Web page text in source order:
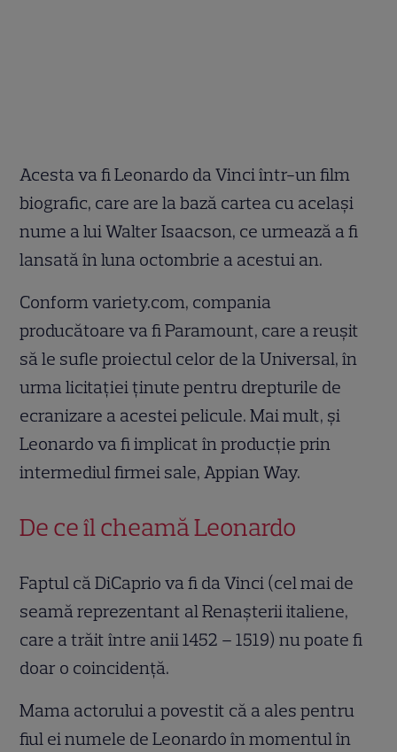
Acesta va fi Leonardo da Vinci într-un film
biografic, care are la bază cartea cu acelaşi
nume a lui Walter Isaacson, ce urmează a fi
lansată în luna octombrie a acestui an.
Conform variety.com, compania
producătoare va fi Paramount, care a reuşit
să le sufle proiectul celor de la Universal, în
urma licitaţiei ţinute pentru drepturile de
ecranizare a acestei pelicule. Mai mult, şi
Leonardo va fi implicat în producţie prin
intermediul firmei sale, Appian Way.
De ce îl cheamă Leonardo
Faptul că DiCaprio va fi da Vinci (cel mai de
seamă reprezentant al Renașterii italiene,
care a trăit între anii 1452 – 1519) nu poate fi
doar o coincidenţă.
Mama actorului a povestit că a ales pentru
fiul ei numele de Leonardo în momentul în